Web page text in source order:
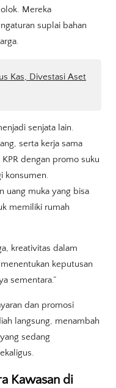
Mereka
suplai bahan
Kas, Divestasi Aset
senjata lain.
serta kerja sama
dengan promo suku
konsumen.
uang muka yang bisa
memiliki rumah
kreativitas dalam
keputusan
sementara.”
dan promosi
langsung, menambah
sedang
Kawasan di